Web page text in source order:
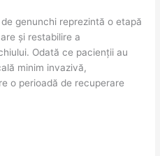
genunchi reprezintă o etapă
și restabilire a
Odată ce pacienții au
minim invazivă,
o perioadă de recuperare